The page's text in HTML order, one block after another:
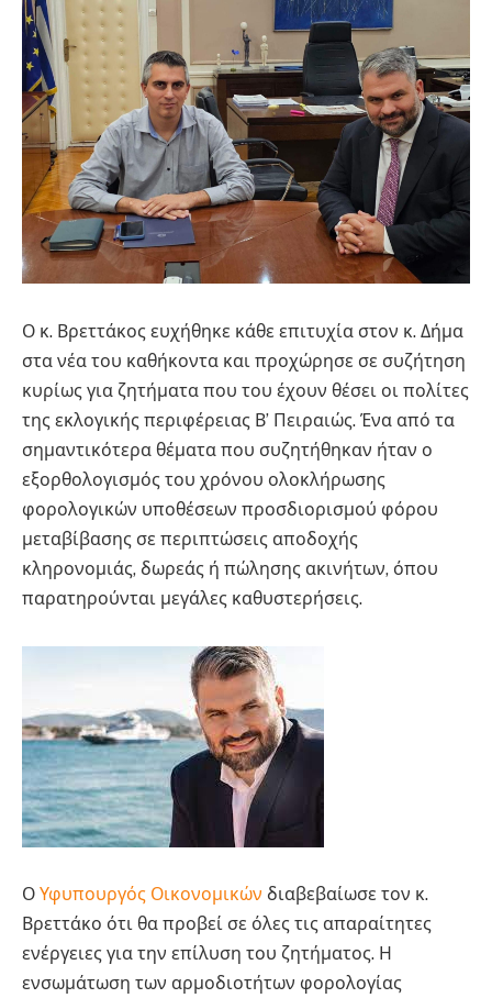
Ο κ. Βρεττάκος ευχήθηκε κάθε επιτυχία στον κ. Δήμα
στα νέα του καθήκοντα και προχώρησε σε συζήτηση
κυρίως για ζητήματα που του έχουν θέσει οι πολίτες
της εκλογικής περιφέρειας Β’ Πειραιώς. Ένα από τα
σημαντικότερα θέματα που συζητήθηκαν ήταν ο
εξορθολογισμός του χρόνου ολοκλήρωσης
φορολογικών υποθέσεων προσδιορισμού φόρου
μεταβίβασης σε περιπτώσεις αποδοχής
κληρονομιάς, δωρεάς ή πώλησης ακινήτων, όπου
παρατηρούνται μεγάλες καθυστερήσεις.
Ο Υφυπουργός Οικονομικών διαβεβαίωσε τον κ.
Βρεττάκο ότι θα προβεί σε όλες τις απαραίτητες
ενέργειες για την επίλυση του ζητήματος. Η
ενσωμάτωση των αρμοδιοτήτων φορολογίας